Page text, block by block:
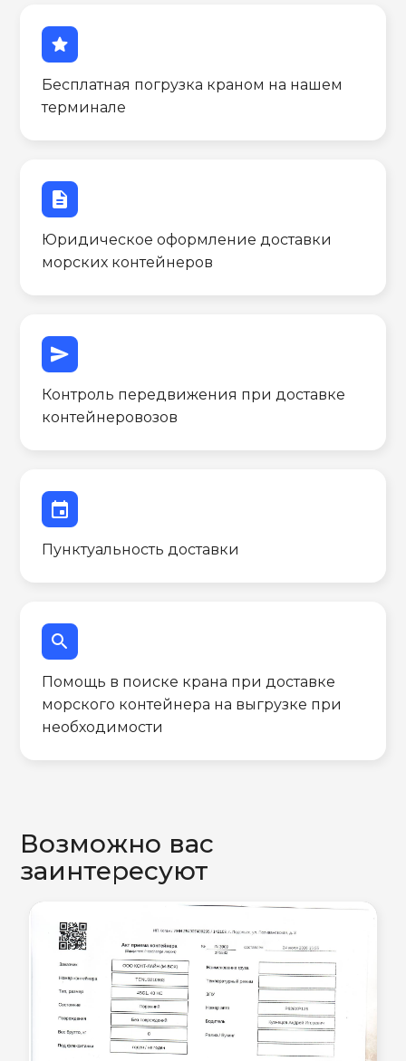
star
Бесплатная погрузка краном на нашем
терминале
description
Юридическое оформление доставки
морских контейнеров
send
Контроль передвижения при доставке
контейнеровозов
event
Пунктуальность доставки
search
Помощь в поиске крана при доставке
морского контейнера на выгрузке при
необходимости
Возможно вас
заинтересуют